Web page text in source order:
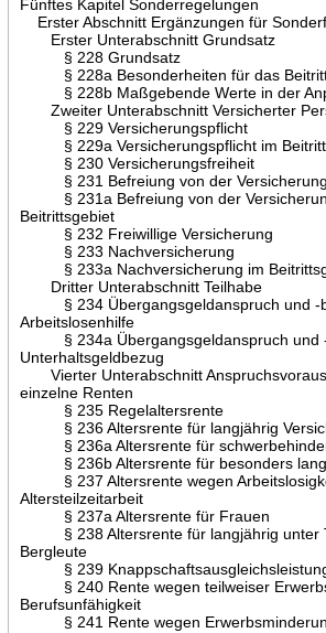
Fünftes Kapitel Sonderregelungen
Erster Abschnitt Ergänzungen für
Erster Unterabschnitt Grundsatz
§ 228 Grundsatz
§ 228a Besonderheiten für das
§ 228b Maßgebende Werte in der
Zweiter Unterabschnitt Versicherter
§ 229 Versicherungspflicht
§ 229a Versicherungspflicht im
§ 230 Versicherungsfreiheit
§ 231 Befreiung von der
§ 231a Befreiung von der
Beitrittsgebiet
§ 232 Freiwillige Versicherung
§ 233 Nachversicherung
§ 233a Nachversicherung im
Dritter Unterabschnitt Teilhabe
§ 234 Übergangsgeldanspruch und -
Arbeitslosenhilfe
§ 234a Übergangsgeldanspruch und -
Unterhaltsgeldbezug
Vierter Unterabschnitt
einzelne Renten
§ 235 Regelaltersrente
§ 236 Altersrente für langjährig
§ 236a Altersrente für
§ 236b Altersrente für besonders
§ 237 Altersrente wegen
Altersteilzeitarbeit
§ 237a Altersrente für Frauen
§ 238 Altersrente für langjährig unter
Bergleute
§ 239
§ 240 Rente wegen teilweiser
Berufsunfähigkeit
§ 241 Rente wegen